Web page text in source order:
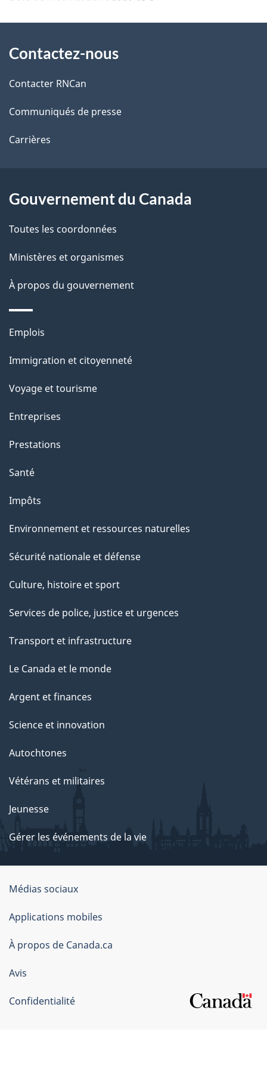
e
s
t
i
n
o
r
m
a
i
o
é
a
i
l
s
e
a
p
a
g
e
propos
de
ce
site
Contactez-nous
Contacter RNCan
Communiqués de presse
Carrières
Gouvernement du Canada
Toutes les coordonnées
Ministères et organismes
À propos du gouvernement
Thèmes
sujets
Emplois
Immigration et citoyenneté
Voyage et tourisme
Entreprises
Prestations
Santé
Impôts
Environnement et ressources naturelles
Sécurité nationale et défense
Culture, histoire et sport
Services de police, justice et urgences
Transport et infrastructure
Le Canada et le monde
Argent et finances
Science et innovation
Autochtones
Vétérans et militaires
Jeunesse
Gérer les événements de la vie
Organisation
du
gouvernement
du
Canada
Médias sociaux
Applications mobiles
À propos de Canada.ca
Avis
Confidentialité